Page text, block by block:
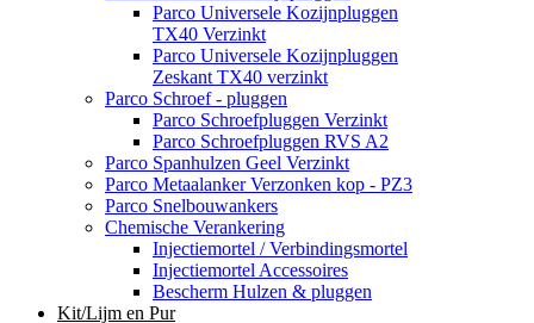
Parco Universele Kozijnpluggen
TX40 Verzinkt
Parco Universele Kozijnpluggen
Zeskant TX40 verzinkt
Parco Schroef - pluggen
Parco Schroefpluggen Verzinkt
Parco Schroefpluggen RVS A2
Parco Spanhulzen Geel Verzinkt
Parco Metaalanker Verzonken kop - PZ3
Parco Snelbouwankers
Chemische Verankering
Injectiemortel / Verbindingsmortel
Injectiemortel Accessoires
Bescherm Hulzen & pluggen
Kit/Lijm en Pur